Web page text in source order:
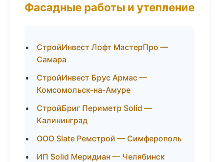
Фасадные работы и утепление
СтройИнвест Лофт МастерПро —
Самара
СтройИнвест Брус Армас —
Комсомольск-на-Амуре
СтройБриг Периметр Solid —
Калининград
ООО Slate Ремстрой — Симферополь
ИП Solid Меридиан — Челябинск